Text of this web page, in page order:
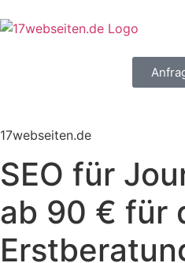
17webseiten.de
SEO für
ab 90 € für